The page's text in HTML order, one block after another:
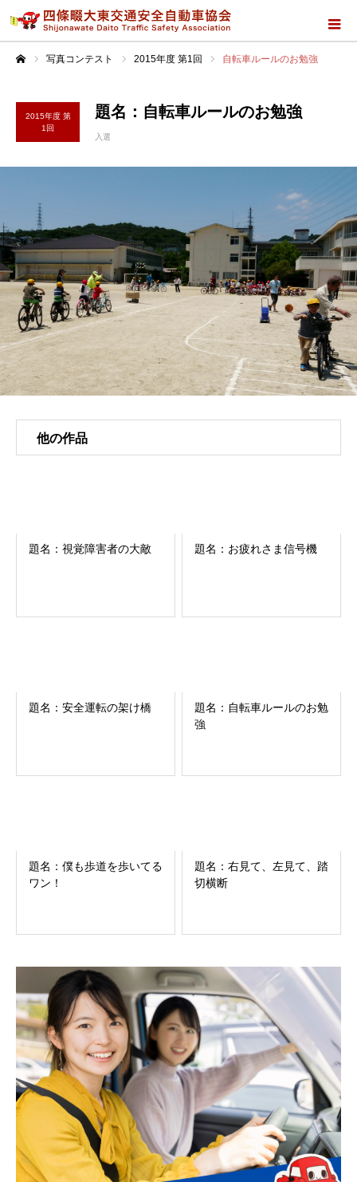
写真コンテスト 2015年度 第1回 自転車ルールのお勉強
2015年度 第
1回
題名：自転車ルールのお勉強
入選
他の作品
題名：視覚障害者の大敵 題名：お疲れさま信号機
題名：安全運転の架け橋
題名：自転車ルールのお勉
強
題名：僕も歩道を歩いてる
ワン！
題名：右見て、左見て、踏
切横断